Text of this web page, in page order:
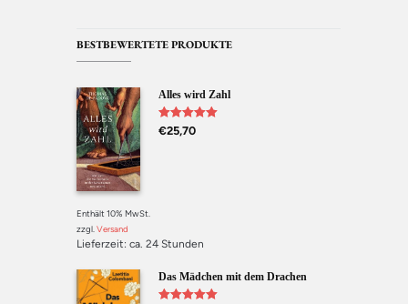
BESTBEWERTETE PRODUKTE
Alles wird Zahl
Bewertet mit
5.00 von 5
€25,70
Enthält 10% MwSt.
zzgl.Versand
Lieferzeit: ca. 24 Stunden
Das Mädchen mit dem Drachen